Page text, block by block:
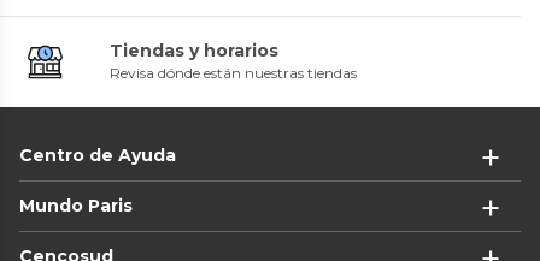
Tiendas y horarios
Revisa dónde están nuestras tiendas
Centro de Ayuda
Mundo Paris
Cencosud